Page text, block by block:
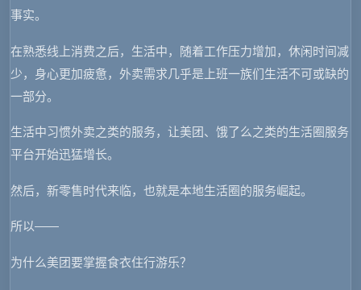
事实。
在熟悉线上消费之后，生活中，随着工作压力增加，休闲时间减
少，身心更加疲惫，外卖需求几乎是上班一族们生活不可或缺的
一部分。
生活中习惯外卖之类的服务，让美团、饿了么之类的生活圈服务
平台开始迅猛增长。
然后，新零售时代来临，也就是本地生活圈的服务崛起。
所以——
为什么美团要掌握食衣住行游乐？